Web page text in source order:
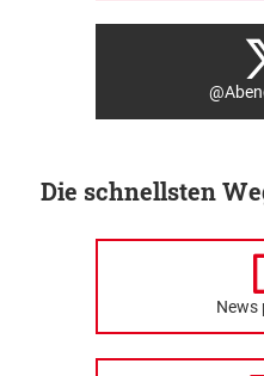
Die schnellsten
News